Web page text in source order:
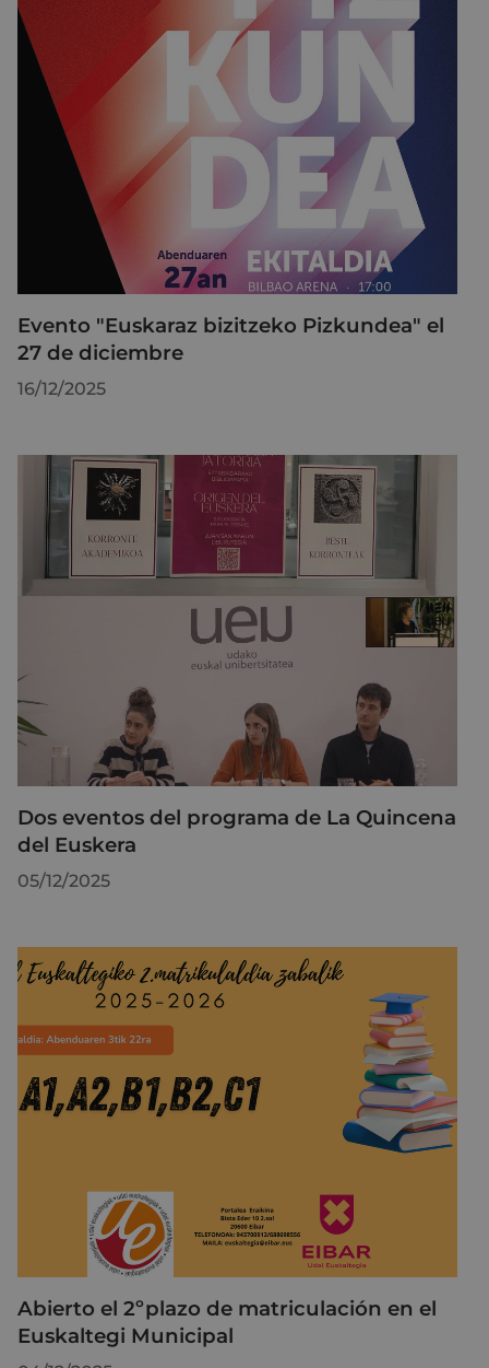
Evento "Euskaraz bizitzeko Pizkundea" el
27 de diciembre
16/12/2025
Dos eventos del programa de La Quincena
del Euskera
05/12/2025
Abierto el 2ºplazo de matriculación en el
Euskaltegi Municipal